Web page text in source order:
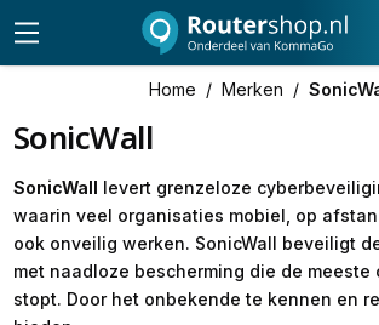
Home / Merken /
SonicWall
SonicWall levert grenzeloze
waarin veel organisaties mobiel, op
ook onveilig werken. SonicWall beveiligt
met naadloze bescherming die de meeste
stopt. Door het onbekende te kennen en